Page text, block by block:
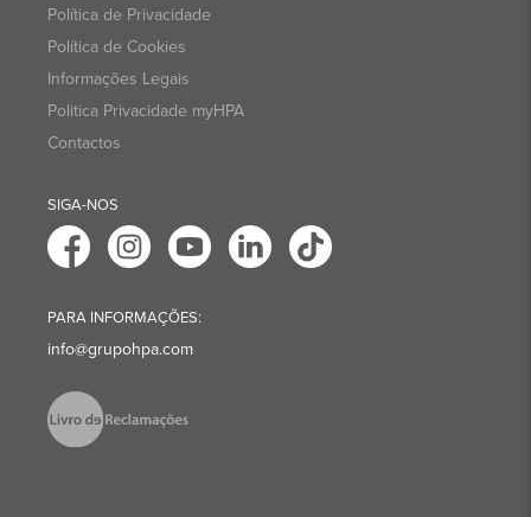
Política de Privacidade
Política de Cookies
Informações Legais
Politica Privacidade myHPA
Contactos
SIGA-NOS
PARA INFORMAÇÕES:
info@grupohpa.com